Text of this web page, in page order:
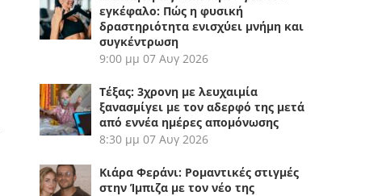
εγκέφαλο: Πώς η φυσική
δραστηριότητα ενισχύει μνήμη και
συγκέντρωση
9:00 μμ 07 Αυγ 2026
Τέξας: 3χρονη με λευχαιμία
ξανασμίγει με τον αδερφό της μετά
από εννέα ημέρες απομόνωσης
8:30 μμ 07 Αυγ 2026
Κιάρα Φεράνι: Ρομαντικές στιγμές
στην Ίμπιζα με τον νέο της